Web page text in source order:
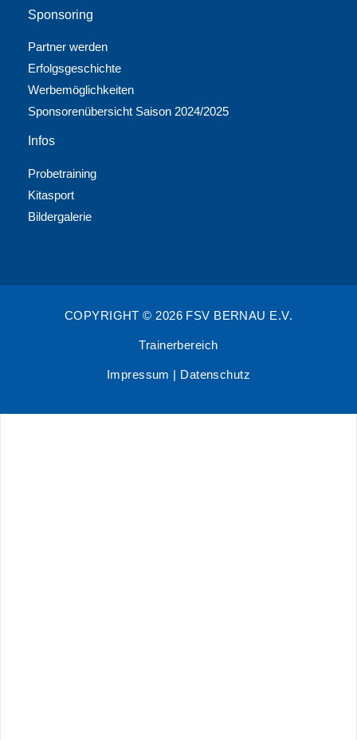
Sponsoring
Partner werden
Erfolgsgeschichte
Werbemöglichkeiten
Sponsorenübersicht Saison 2024/2025
Infos
Probetraining
Kitasport
Bildergalerie
COPYRIGHT © 2026 FSV BERNAU E.V.
Trainerbereich
Impressum Datenschutz